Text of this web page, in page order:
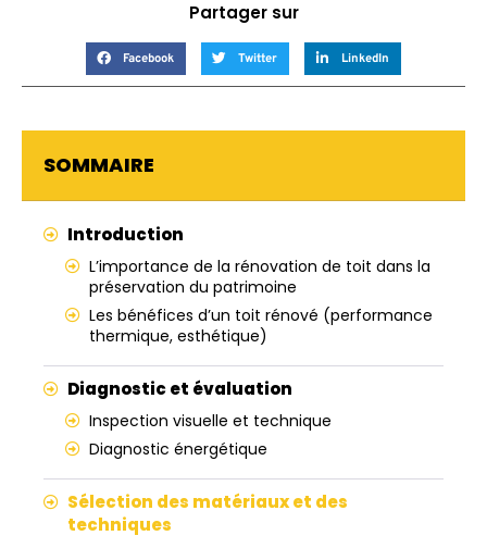
Partager sur
Facebook Twitter LinkedIn
SOMMAIRE
Introduction
L’importance de la rénovation de toit dans la
préservation du patrimoine
Les bénéfices d’un toit rénové (performance
thermique, esthétique)
Diagnostic et évaluation
Inspection visuelle et technique
Diagnostic énergétique
Sélection des matériaux et des
techniques